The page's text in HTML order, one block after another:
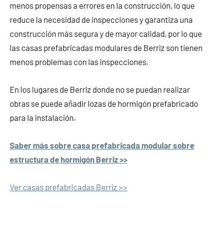
menos propensas a errores en la construcción, lo que
reduce la necesidad de inspecciones y garantiza una
construcción más segura y de mayor calidad, por lo que
las casas prefabricadas modulares de Berriz son tienen
menos problemas con las inspecciones.
En los lugares de Berriz donde no se puedan realizar
obras se puede añadir lozas de hormigón prefabricado
para la instalación.
Saber más sobre casa prefabricada modular sobre
estructura de hormigón Berriz >>
Ver casas prefabricadas Berriz >>